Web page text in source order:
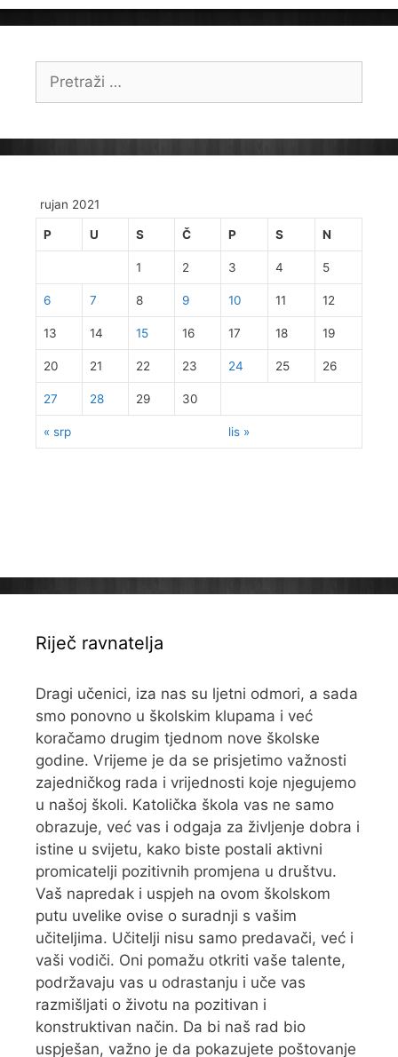
Pretraži:
rujan 2021
P U S Č P S N
« srp lis »
1 2 3 4 5
6 7 8 9 10 11 12
13 14 15 16 17 18 19
20 21 22 23 24 25 26
27 28 29 30
Riječ ravnatelja
Dragi učenici, iza nas su ljetni odmori, a sada
smo ponovno u školskim klupama i već
koračamo drugim tjednom nove školske
godine. Vrijeme je da se prisjetimo važnosti
zajedničkog rada i vrijednosti koje njegujemo
u našoj školi. Katolička škola vas ne samo
obrazuje, već vas i odgaja za življenje dobra i
istine u svijetu, kako biste postali aktivni
promicatelji pozitivnih promjena u društvu.
Vaš napredak i uspjeh na ovom školskom
putu uvelike ovise o suradnji s vašim
učiteljima. Učitelji nisu samo predavači, već i
vaši vodiči. Oni pomažu otkriti vaše talente,
podržavaju vas u odrastanju i uče vas
razmišljati o životu na pozitivan i
konstruktivan način. Da bi naš rad bio
uspješan, važno je da pokazujete poštovanje